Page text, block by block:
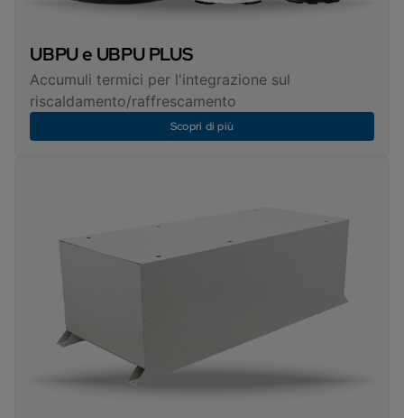
UBPU e UBPU PLUS
Accumuli termici per l'integrazione sul
riscaldamento/raffrescamento
Scopri di più